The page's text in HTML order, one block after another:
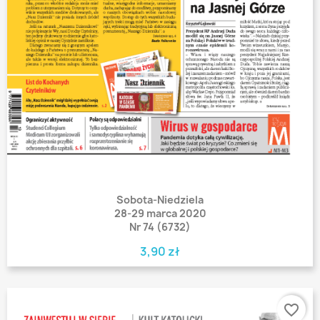
Sobota-Niedziela
28-29 marca 2020
Nr 74 (6732)
3,90 zł
favorite_border